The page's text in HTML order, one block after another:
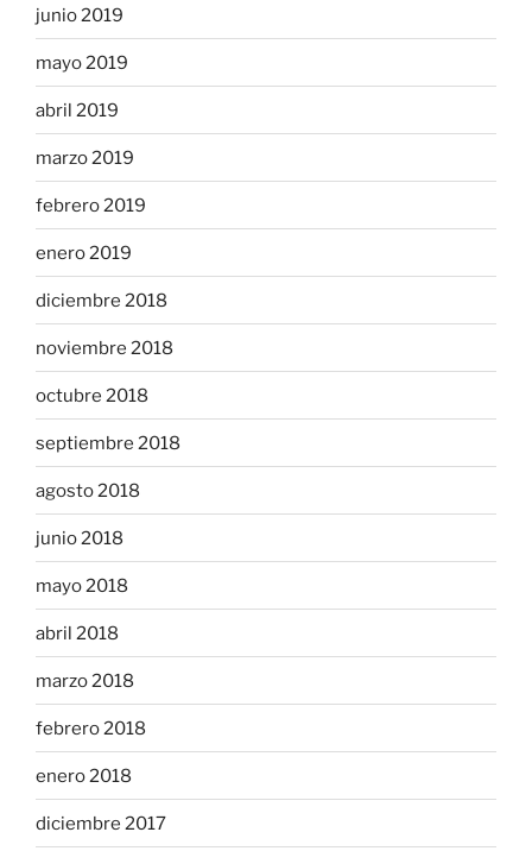
junio 2019
mayo 2019
abril 2019
marzo 2019
febrero 2019
enero 2019
diciembre 2018
noviembre 2018
octubre 2018
septiembre 2018
agosto 2018
junio 2018
mayo 2018
abril 2018
marzo 2018
febrero 2018
enero 2018
diciembre 2017